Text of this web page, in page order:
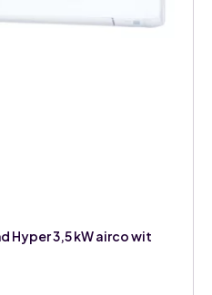
Hyper 3,5 kW airco wit